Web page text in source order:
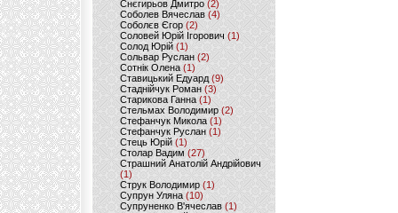
Снєгирьов Дмитро (2)
Соболев Вячеслав (4)
Соболєв Єгор(2)
Соловей Юрій Ігорович (1)
Солод Юрій (1)
Сольвар Руслан (2)
Сотнік Олена(1)
Ставицький Едуард (9)
Стаднійчук Роман(3)
Старикова Ганна (1)
Стельмах Володимир(2)
Стефанчук Микола (1)
Стефанчук Руслан (1)
Стець Юрій (1)
Столар Вадим(27)
Страшний Анатолій Андрійович
(1)
Струк Володимир (1)
Супрун Уляна (10)
Супруненко В'ячеслав (1)